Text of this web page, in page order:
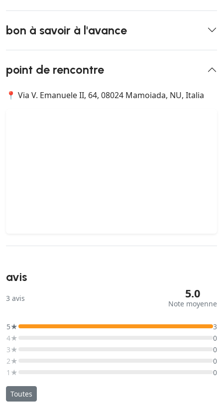
bon à savoir à l'avance
point de rencontre
📍 Via V. Emanuele II, 64, 08024 Mamoiada, NU, Italia
avis
3 avis 5.0
Note moyenne
5★
3
4★
0
3★
0
2★
0
1★
0
Toutes